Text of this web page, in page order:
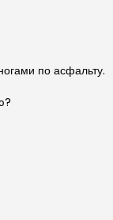
по асфальту.